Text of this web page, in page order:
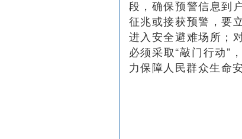
段，确保预警信息到
征兆或接获预警，要
进入安全避难场所；
必须采取“敲门行动”
力保障人民群众生命安